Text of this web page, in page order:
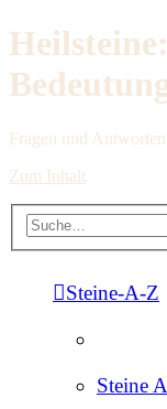
Fragen und
Zum Inhalt
Steine-A-Z
Steine A